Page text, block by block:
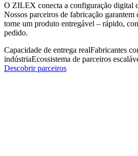
O ZILEX conecta a configuração digital
Nossos parceiros de fabricação garantem
torne um produto entregável – rápido,
pedido.
Capacidade de entrega realFabricantes
indústriaEcossistema de parceiros
Descobrir parceiros